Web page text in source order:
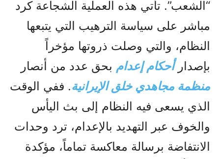
“الشعب”. تأتي هذه العملية الشجاعة كرد
مباشر على سياسة الترهيب التي يتبعها
النظام، والتي وصلت ذروتها مؤخراً
بإصدارأحكام إعدام بحق عدد من أنصار
منظمة مجاهدي خلق الإيرانية. ففي الوقت
الذي يسعى فيه النظام إلى بث اليأس
والخوف عبر التهديد بالإعدام، ترد وحدات
الانتفاضة برسالة معاكسة تماماً، مؤكدة